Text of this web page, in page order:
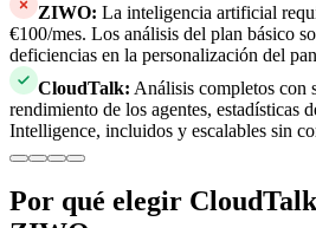
ZIWO: La inteligencia artificial
€100/mes. Los análisis del plan básico
deficiencias en la personalización del
CloudTalk: Análisis completos con
rendimiento de los agentes, estadísticas
Intelligence, incluidos y escalables sin
Por qué elegir